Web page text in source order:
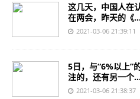
这几天，中国人在
在两会，昨天的《
2021-03-06 21:39:11
5日，与“6%以上”
注的，还有另一个
2021-03-06 21:38:37